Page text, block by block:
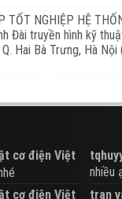
TỐT NGHIỆP HỆ
Đài truyền hình kỹ
Hai Bà Trưng, Hà Nội
cơ điện Việt
nhiều
cơ điện Việt
tran